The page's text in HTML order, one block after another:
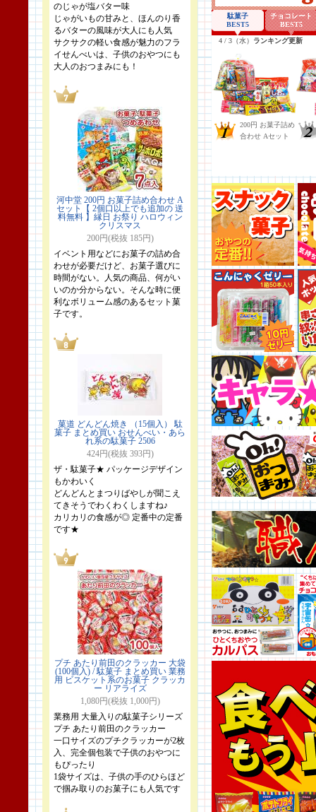
のじゃが塩バター味
じゃがいもの甘みと、ほんのり香
るバターの風味が大人にも人気
サクサクの軽い食感が魅力のフラ
イせんべいは、子供のおやつにも
大人のおつまみにも！
河中堂 200円 お菓子詰め合わせ A
セット【 2個口以上でも追加の 送
料無料 】縁日 お祭り ハロウィン
クリスマス
200円(税抜 185円)
イベント用などにお菓子の詰め合
わせが必要だけど、お菓子選びに
時間がない。人気の商品、何がい
いのか分からない。そんな時に便
利なボリューム感のあるセット菓
子です。
菓道 どんどん焼き （15個入） 駄
菓子 まとめ買い おせんべい・あら
れ系の駄菓子 2506
424円(税抜 393円)
ザ・駄菓子★ パッケージデザイン
もかわいく
どんどんとまつりばやしが聞こえ
てきそうでわくわくしますね♪
カリカリの食感が◎ 定番中の定番
です★
プチ あたり前田のクラッカー 大袋
(100個入) / 駄菓子 まとめ買い 業務
用 ビスケット系のお菓子 クラッカ
ー リアライズ
1,080円(税抜 1,000円)
業務用 大量入りの駄菓子シリーズ
プチ あたり前田のクラッカー
一口サイズのプチクラッカーが2枚
入、完全個包装で子供のおやつに
もぴったり
1袋サイズは、子供の手のひらほど
で掴み取りのお菓子にも人気です